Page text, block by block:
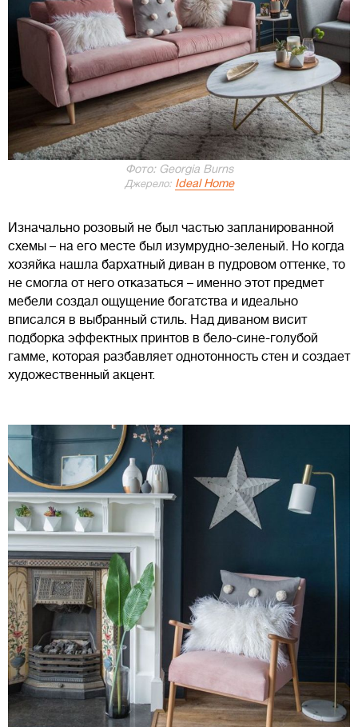
Фото: Georgia Burns
Джерело: Ideal Home
Изначально розовый не был частью запланированной
схемы – на его месте был изумрудно-зеленый. Но когда
хозяйка нашла бархатный диван в пудровом оттенке, то
не смогла от него отказаться – именно этот предмет
мебели создал ощущение богатства и идеально
вписался в выбранный стиль. Над диваном висит
подборка эффектных принтов в бело-сине-голубой
гамме, которая разбавляет однотонность стен и создает
художественный акцент.